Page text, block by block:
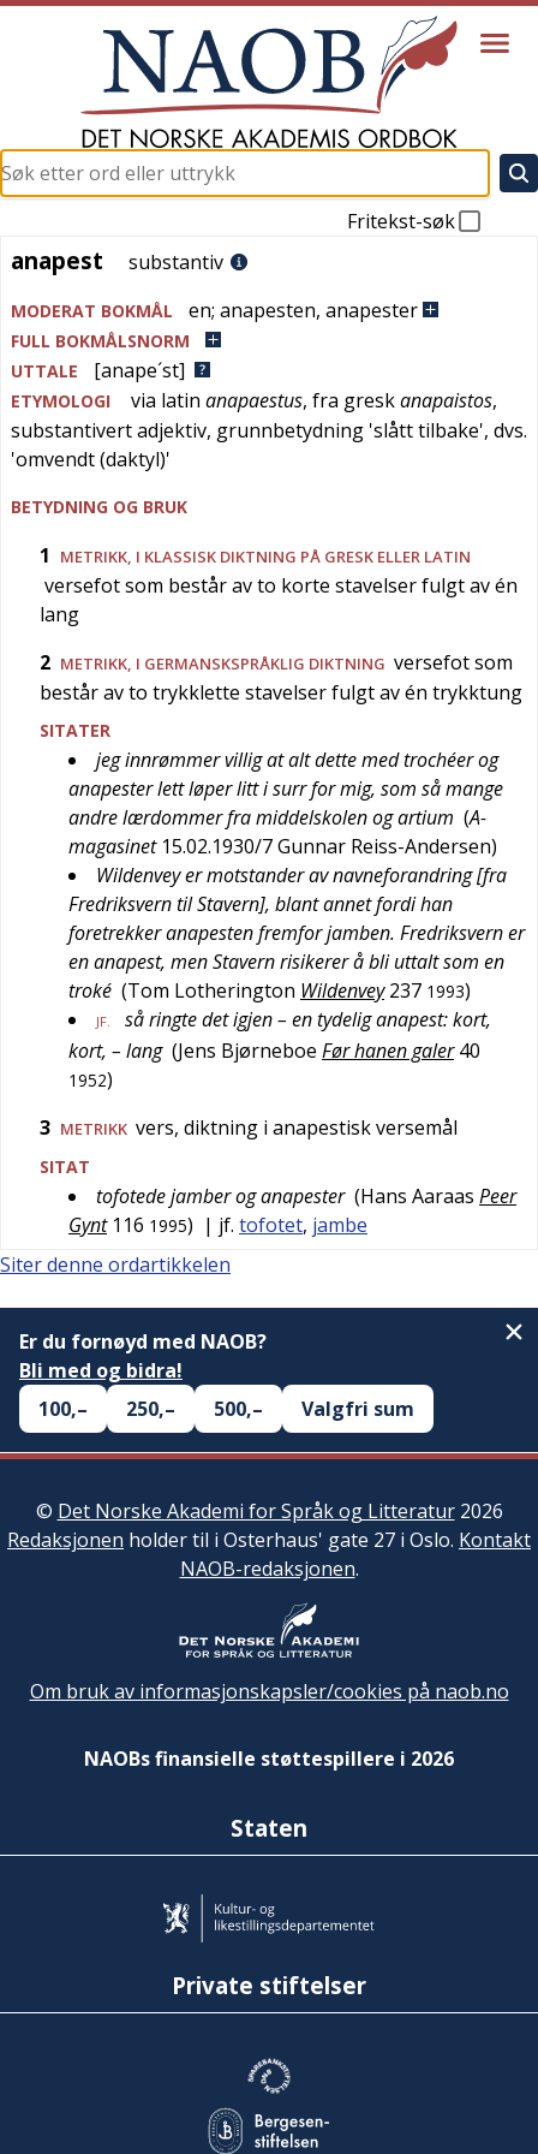
Fritekst-søk
anapest
anapest substantiv
MODERAT BOKMÅL en; anapesten, anapester
FULL BOKMÅLSNORM
UTTALE
[anape´st]
ETYMOLOGI via latin anapaestus, fra greskanapaistos,
substantivert adjektiv, grunnbetydning 'slått tilbake', dvs.
'omvendt (daktyl)'
BETYDNING OG BRUK
1 METRIKK, I KLASSISK DIKTNING PÅ GRESK ELLER LATIN
versefot som består av to korte stavelser fulgt av én
lang
2 METRIKK, I GERMANSKSPRÅKLIG DIKTNING versefot som
består av to trykklette stavelser fulgt av én trykktung
SITATER
jeg innrømmer villig at alt dette med trochéer og
anapester lett løper litt i surr for mig, som så mange
andre lærdommer fra middelskolen og artium (A-
magasinet 15.02.1930/7Gunnar Reiss-Andersen)
Wildenvey er motstander av navneforandring [fra
Fredriksvern til Stavern], blant annet fordi han
foretrekker anapesten fremfor jamben. Fredriksvern er
en anapest, men Stavern risikerer å bli uttalt som en
troké (Tom Lotherington Wildenvey 237 1993)
JF.
så ringte det igjen – en tydelig anapest: kort,
kort, – lang (Jens Bjørneboe Før hanen galer 40
1952)
3 METRIKK vers, diktning i anapestisk versemål
SITAT
tofotede jamber og anapester (Hans Aaraas Peer
Gynt 116 1995) | jf. tofotet, jambe
Siter denne ordartikkelen
Er du fornøyd med NAOB?
Bli med og bidra!
100,–
250,– 500,– Valgfri sum
© Det Norske Akademi for Språk og Litteratur2026
Redaksjonen holder til i Osterhaus' gate 27 i Oslo. Kontakt
NAOB-redaksjonen.
Om bruk av informasjonskapsler/cookies på naob.no
NAOBs finansielle støttespillere i 2026
Staten
Private stiftelser